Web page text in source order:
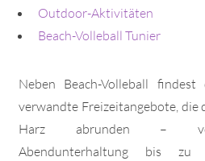
Outdoor-Aktivitäten
Beach-Volleball Tunier
Neben Beach-Volleball
verwandte Freizeitangebote, die
Harz abrunden – von
Abendunterhaltung bis zu